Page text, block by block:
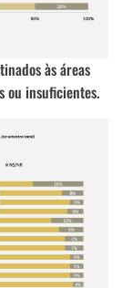
às áreas
ou insuficientes.